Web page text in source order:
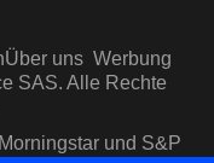
Über uns Werbung
SAS. Alle Rechte
und S&P